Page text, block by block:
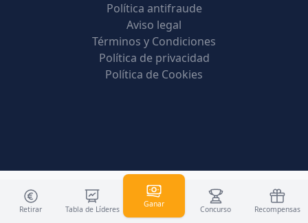
Política antifraude
Aviso legal
Términos y Condiciones
Política de privacidad
Política de Cookies
Retirar Tabla de Líderes
Ganar
Concurso Recompensas